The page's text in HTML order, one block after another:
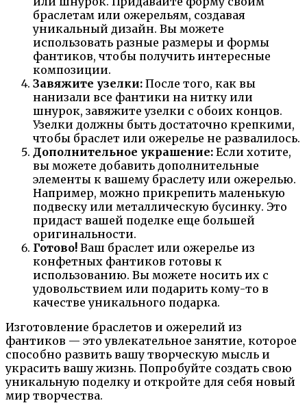
браслетам или ожерельям, создавая
уникальный дизайн. Вы можете
использовать разные размеры и формы
фантиков, чтобы получить интересные
композиции.
Завяжите узелки: После того, как вы
нанизали все фантики на нитку или
шнурок, завяжите узелки с обоих концов.
Узелки должны быть достаточно крепкими,
чтобы браслет или ожерелье не развалилось.
Дополнительное украшение: Если хотите,
вы можете добавить дополнительные
элементы к вашему браслету или ожерелью.
Например, можно прикрепить маленькую
подвеску или металлическую бусинку. Это
придаст вашей поделке еще большей
оригинальности.
Готово! Ваш браслет или ожерелье из
конфетных фантиков готовы к
использованию. Вы можете носить их с
удовольствием или подарить кому-то в
качестве уникального подарка.
Изготовление браслетов и ожерелий из
фантиков — это увлекательное занятие, которое
способно развить вашу творческую мысль и
украсить вашу жизнь. Попробуйте создать свою
уникальную поделку и откройте для себя новый
мир творчества.